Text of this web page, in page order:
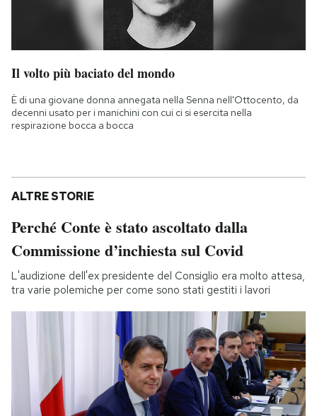
Il volto più baciato del mondo
È di una giovane donna annegata nella Senna nell'Ottocento, da
decenni usato per i manichini con cui ci si esercita nella
respirazione bocca a bocca
ALTRE STORIE
Perché Conte è stato ascoltato dalla
Commissione d’inchiesta sul Covid
L'audizione dell'ex presidente del Consiglio era molto attesa,
tra varie polemiche per come sono stati gestiti i lavori